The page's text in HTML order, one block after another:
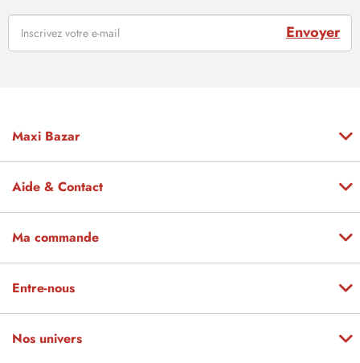
Envoyer
Maxi Bazar
Aide & Contact
Ma commande
Entre-nous
Nos univers